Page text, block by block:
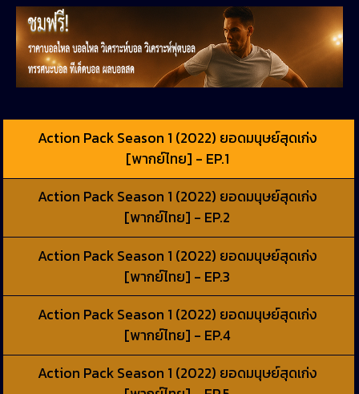
Action Pack Season 1 (2022) ยอดมนุษย์สุดเก่ง
[พากย์ไทย] - EP.1
Action Pack Season 1 (2022) ยอดมนุษย์สุดเก่ง
[พากย์ไทย] - EP.2
Action Pack Season 1 (2022) ยอดมนุษย์สุดเก่ง
[พากย์ไทย] - EP.3
Action Pack Season 1 (2022) ยอดมนุษย์สุดเก่ง
[พากย์ไทย] - EP.4
Action Pack Season 1 (2022) ยอดมนุษย์สุดเก่ง